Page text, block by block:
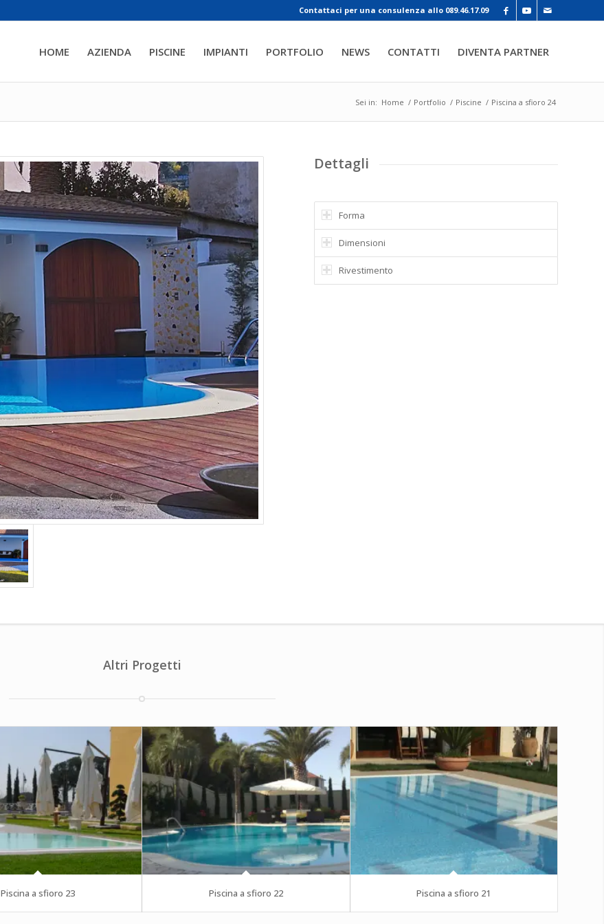
Contattaci per una consulenza allo 089.46.17.09
HOME AZIENDA PISCINE IMPIANTI PORTFOLIO NEWS CONTATTI DIVENTA PARTNER
Sei in: Home / Portfolio / Piscine / Piscina a sfioro 24
Dettagli
Forma
Dimensioni
Rivestimento
Altri Progetti
Piscina a sfioro 23 Piscina a sfioro 22 Piscina a sfioro 21